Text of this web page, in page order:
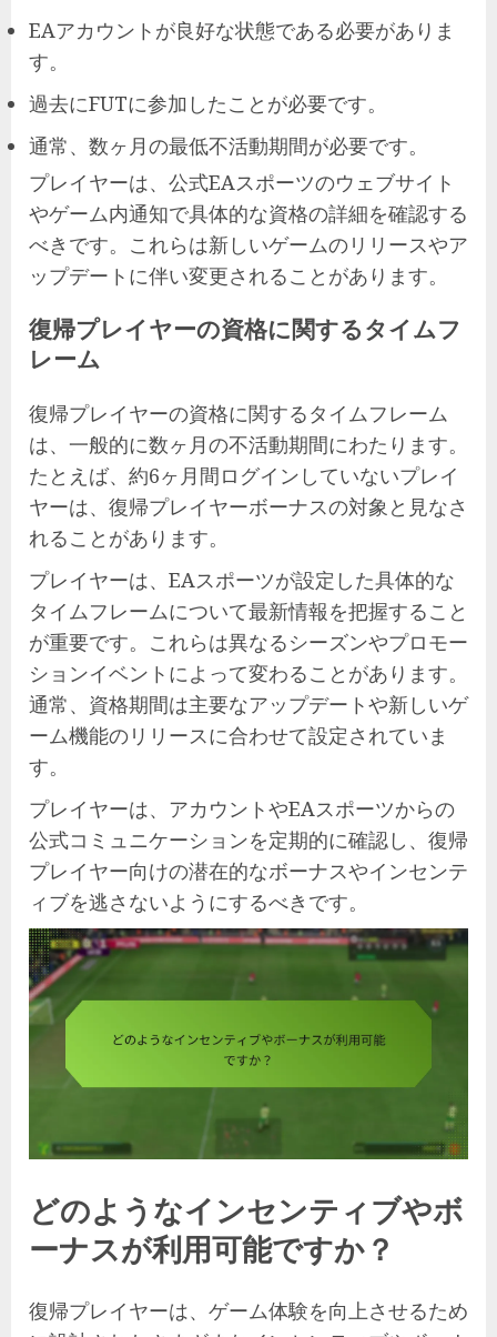
EAアカウントが良好な状態である必要がありま
す。
過去にFUTに参加したことが必要です。
通常、数ヶ月の最低不活動期間が必要です。
プレイヤーは、公式EAスポーツのウェブサイト
やゲーム内通知で具体的な資格の詳細を確認する
べきです。これらは新しいゲームのリリースやア
ップデートに伴い変更されることがあります。
復帰プレイヤーの資格に関するタイムフ
レーム
復帰プレイヤーの資格に関するタイムフレーム
は、一般的に数ヶ月の不活動期間にわたります。
たとえば、約6ヶ月間ログインしていないプレイ
ヤーは、復帰プレイヤーボーナスの対象と見なさ
れることがあります。
プレイヤーは、EAスポーツが設定した具体的な
タイムフレームについて最新情報を把握すること
が重要です。これらは異なるシーズンやプロモー
ションイベントによって変わることがあります。
通常、資格期間は主要なアップデートや新しいゲ
ーム機能のリリースに合わせて設定されていま
す。
プレイヤーは、アカウントやEAスポーツからの
公式コミュニケーションを定期的に確認し、復帰
プレイヤー向けの潜在的なボーナスやインセンテ
ィブを逃さないようにするべきです。
どのようなインセンティブやボ
ーナスが利用可能ですか？
復帰プレイヤーは、ゲーム体験を向上させるため